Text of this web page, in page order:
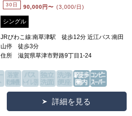
30日 90,000 円〜 (3,000/日)
シングル
JRびわこ線:南草津駅 徒歩12分 近江バス:南田
山停 徒歩3分
住所 滋賀県草津市野路9丁目1-24
詳細を見る